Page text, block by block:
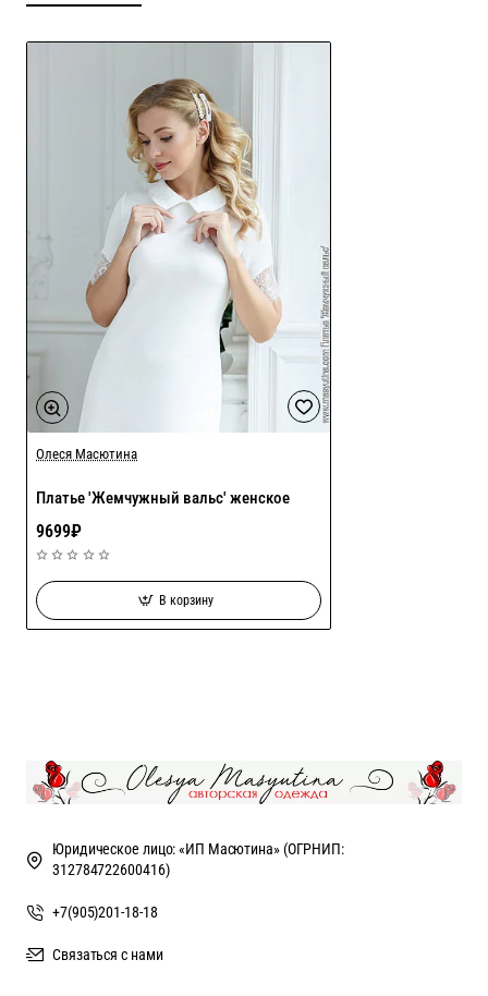
Олеся Масютина
Платье 'Жемчужный вальс' женское
9699₽
В корзину
Юридическое лицо: «ИП Масютина» (ОГРНИП:
312784722600416)
+7(905)201-18-18
Связаться с нами